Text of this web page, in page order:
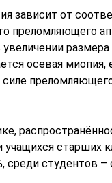
зависит от
преломляющего
размера
осевая миопия,
учащихся старших
среди студентов –